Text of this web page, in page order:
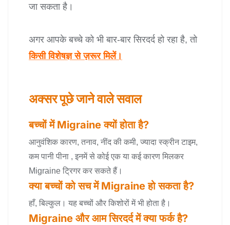
जा सकता है।
अगर आपके बच्चे को भी बार-बार सिरदर्द हो रहा है, तो
किसी विशेषज्ञ से ज़रूर मिलें।
अक्सर पूछे जाने वाले सवाल
बच्चों में Migraine क्यों होता है?
आनुवंशिक कारण, तनाव, नींद की कमी, ज्यादा स्क्रीन टाइम,
कम पानी पीना , इनमें से कोई एक या कई कारण मिलकर
Migraine ट्रिगर कर सकते हैं।
क्या बच्चों को सच में Migraine हो सकता है?
हाँ, बिल्कुल। यह बच्चों और किशोरों में भी होता है।
Migraine और आम सिरदर्द में क्या फर्क है?